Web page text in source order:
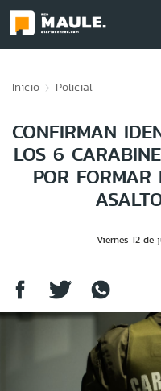
Inicio Policial
CONFIRMAN
LOS 6
POR
Viernes 12 de